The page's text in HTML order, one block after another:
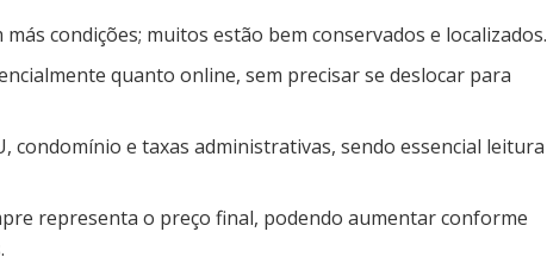
condições; muitos estão bem conservados e localizados.
quanto online, sem precisar se deslocar para
condomínio e taxas administrativas, sendo essencial leitura
representa o preço final, podendo aumentar conforme